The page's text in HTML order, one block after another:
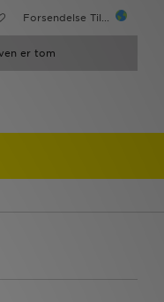
Forsendelse Til...
er tom